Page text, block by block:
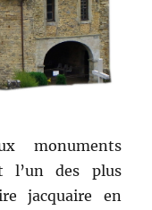
monuments
l’un des plus
jacquaire en